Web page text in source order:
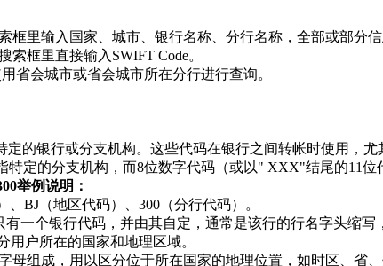
里输入国家、城市、银行名称、分行名称，全部或部分信
框里直接输入SWIFT Code。
省会城市或省会城市所在分行进行查询。
的银行或分支机构。这些代码在银行之间转帐时使用，
特定的分支机构，而8位数字代码（或以" XXX"结尾的11位
举例说明：
BJ（地区代码）、300（分行代码）。
一个银行代码，并由其自定，通常是该行的行名字头缩写
用户所在的国家和地理区域。
母组成，用以区分位于所在国家的地理位置，如时区、省、